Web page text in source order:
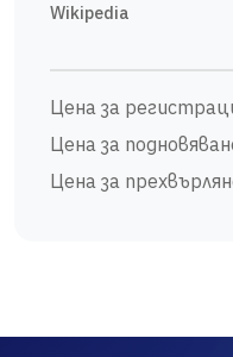
Wikipedia
Цена за
Цена за
Цена за